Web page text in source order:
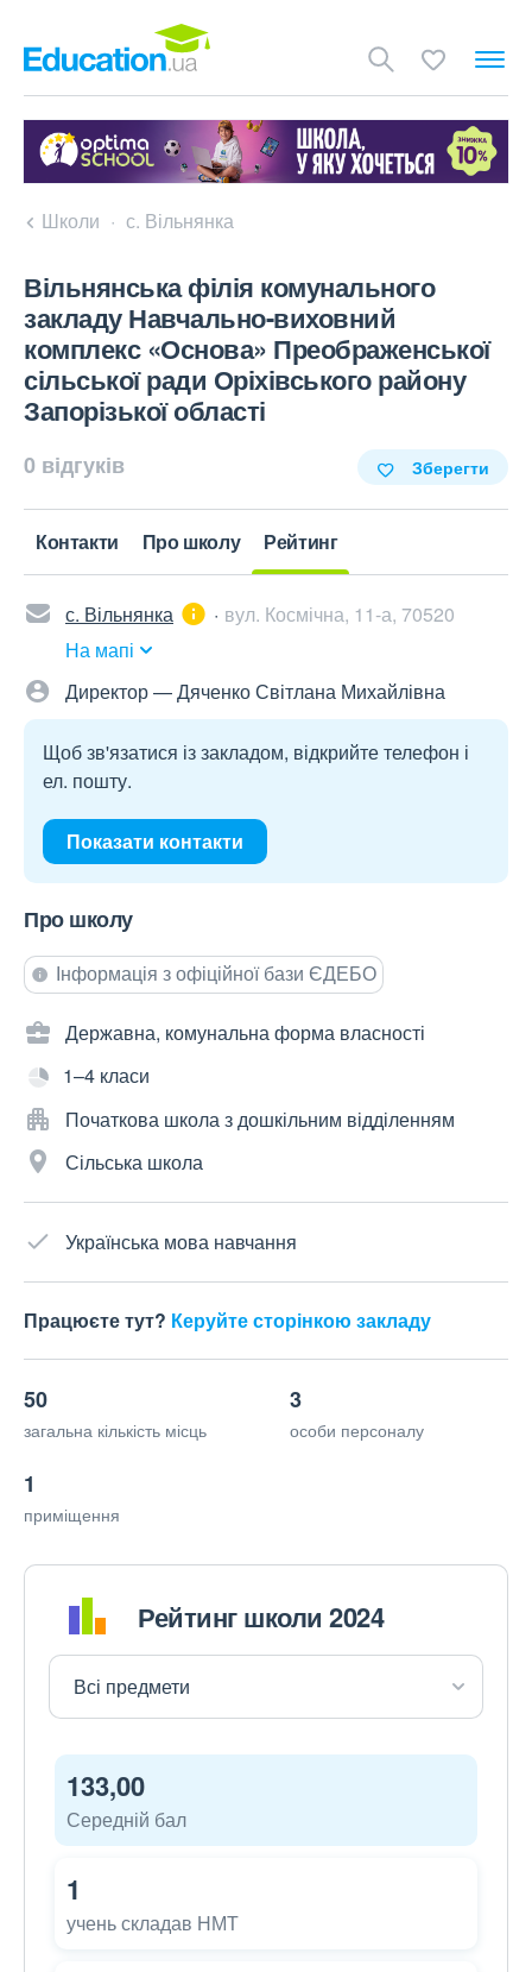
Школи с. Вільнянка
Вільнянська філія комунального
закладу Навчально-виховний
комплекс «Основа» Преображенської
сільської ради Оріхівського району
Запорізької області
0 відгуків Зберегти
Контакти Про школу Рейтинг
с. Вільнянка
вул. Космічна, 11-а, 70520
На мапі
Директор — Дяченко Світлана Михайлівна
Щоб зв'язатися із закладом, відкрийте телефон і
ел. пошту.
Показати контакти
Про школу
Інформація з офіційної бази ЄДЕБО
Державна, комунальна форма власності
1–4 класи
Початкова школа з дошкільним відділенням
Сільська школа
Українська мова навчання
Працюєте тут? Керуйте сторінкою закладу
50
загальна кількість місць
3
особи персоналу
1
приміщення
Рейтинг школи 2024
133,00
Середній бал
1
учень складав НМТ